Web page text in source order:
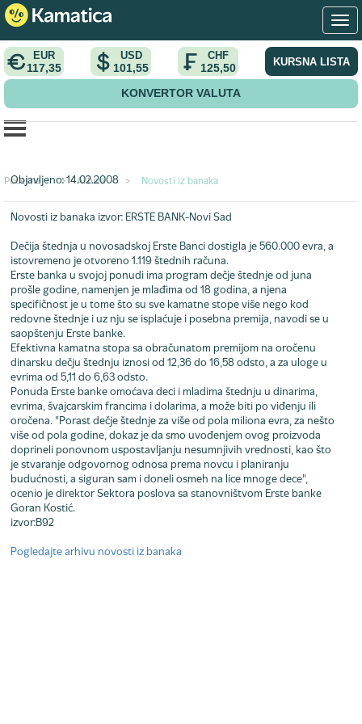
EUR
117,35
USD
101,55
CHF
125,50 KURSNA LISTA
KONVERTOR VALUTA
Početna > Arhiva > Novosti iz banaka
Objavljeno: 14.02.2008
Novosti iz banaka izvor: ERSTE BANK-Novi Sad
Dečija štednja u novosadskoj Erste Banci dostigla je 560.000 evra, a
istovremeno je otvoreno 1.119 štednih računa.
Erste banka u svojoj ponudi ima program dečje štednje od juna
prošle godine, namenjen je mlađima od 18 godina, a njena
specifičnost je u tome što su sve kamatne stope više nego kod
redovne štednje i uz nju se isplaćuje i posebna premija, navodi se u
saopštenju Erste banke.
Efektivna kamatna stopa sa obračunatom premijom na oročenu
dinarsku dečju štednju iznosi od 12,36 do 16,58 odsto, a za uloge u
evrima od 5,11 do 6,63 odsto.
Ponuda Erste banke omoćava deci i mladima štednju u dinarima,
evrima, švajcarskim francima i dolarima, a može biti po viđenju ili
oročena. "Porast dečje štednje za više od pola miliona evra, za nešto
više od pola godine, dokaz je da smo uvođenjem ovog proizvoda
doprineli ponovnom uspostavljanju nesumnjivih vrednosti, kao što
je stvaranje odgovornog odnosa prema novcu i planiranju
budućnosti, a siguran sam i doneli osmeh na lice mnoge dece",
ocenio je direktor Sektora poslova sa stanovništvom Erste banke
Goran Kostić.
izvor:B92
Pogledajte arhivu novosti iz banaka